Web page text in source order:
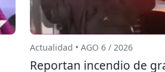
Actualidad • AGO 6 / 2026
Reportan incendio de